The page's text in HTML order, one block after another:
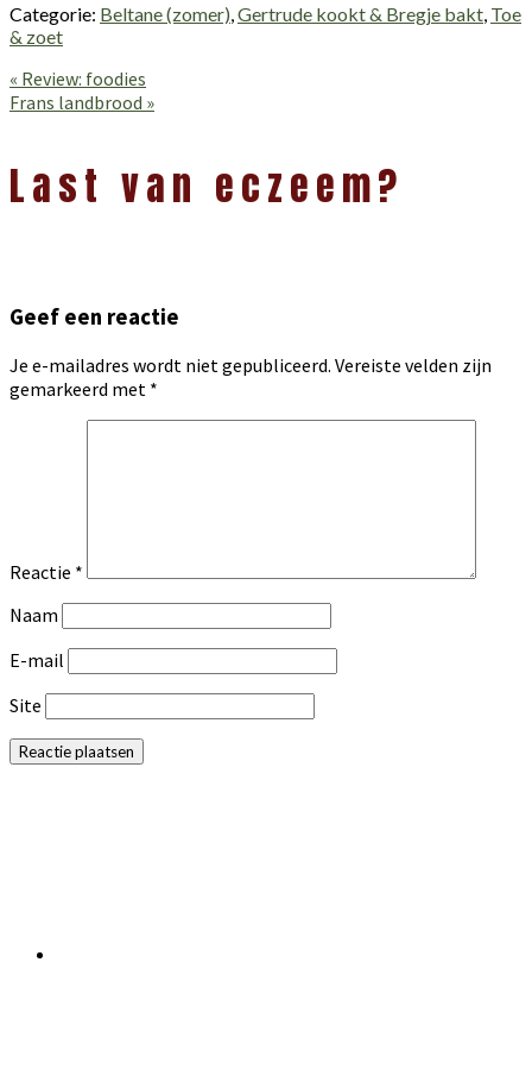
Categorie: Beltane (zomer) Gertrude kookt & Bregje bakt Toe
& zoet
Vorig
bericht:
« Review: foodies
Volgend
Frans landbrood »
Interacties
Last van eczeem?
Geef een reactie
Je e-mailadres wordt niet gepubliceerd. Vereiste velden zijn
gemarkeerd met *
Reactie *
Naam
E-mail
Site